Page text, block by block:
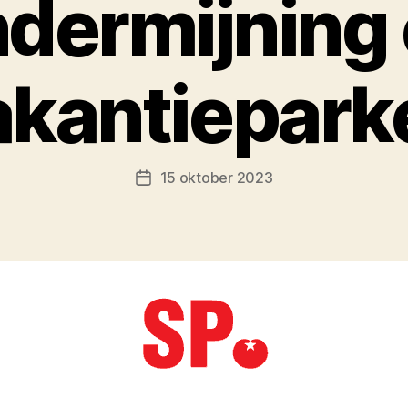
Berichtdatum
15 oktober 2023